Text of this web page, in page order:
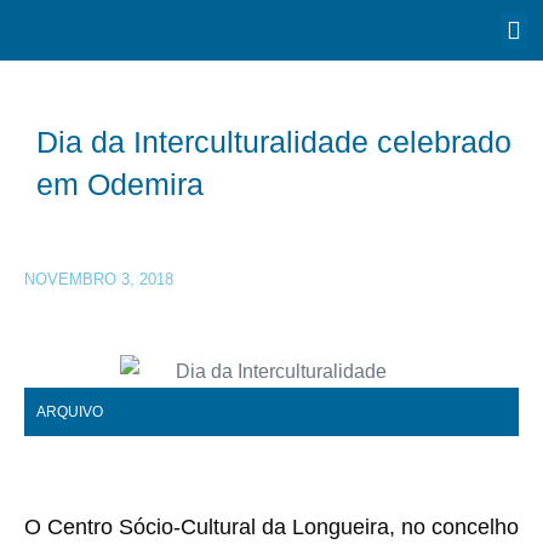
Dia da Interculturalidade celebrado
em Odemira
NOVEMBRO 3, 2018
ARQUIVO
O Centro Sócio-Cultural da Longueira, no concelho